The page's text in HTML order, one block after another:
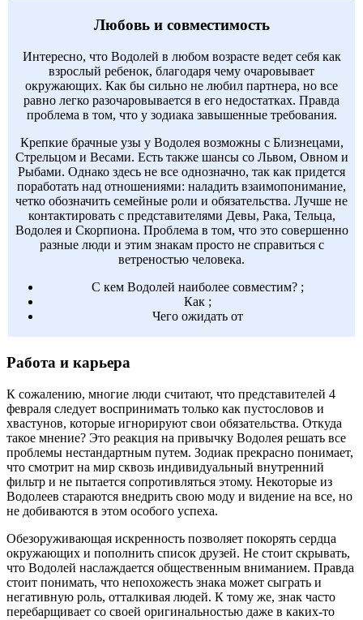
Любовь и совместимость
Интересно, что Водолей в любом возрасте ведет себя как
взрослый ребенок, благодаря чему очаровывает
окружающих. Как бы сильно не любил партнера, но все
равно легко разочаровывается в его недостатках. Правда
проблема в том, что у зодиака завышенные требования.
Крепкие брачные узы у Водолея возможны с Близнецами,
Стрельцом и Весами. Есть также шансы со Львом, Овном и
Рыбами. Однако здесь не все однозначно, так как придется
поработать над отношениями: наладить взаимопонимание,
четко обозначить семейные роли и обязательства. Лучше не
контактировать с представителями Девы, Рака, Тельца,
Водолея и Скорпиона. Проблема в том, что это совершенно
разные люди и этим знакам просто не справиться с
ветреностью человека.
С кем Водолей наиболее совместим? ;
Как ;
Чего ожидать от
Работа и карьера
К сожалению, многие люди считают, что представителей 4
февраля следует воспринимать только как пустословов и
хвастунов, которые игнорируют свои обязательства. Откуда
такое мнение? Это реакция на привычку Водолея решать все
проблемы нестандартным путем. Зодиак прекрасно понимает,
что смотрит на мир сквозь индивидуальный внутренний
фильтр и не пытается сопротивляться этому. Некоторые из
Водолеев стараются внедрить свою моду и видение на все, но
не добиваются в этом особого успеха.
Обезоруживающая искренность позволяет покорять сердца
окружающих и пополнить список друзей. Не стоит скрывать,
что Водолей наслаждается общественным вниманием. Правда
стоит понимать, что непохожесть знака может сыграть и
негативную роль, отталкивая людей. К тому же, знак часто
перебарщивает со своей оригинальностью даже в каких-то